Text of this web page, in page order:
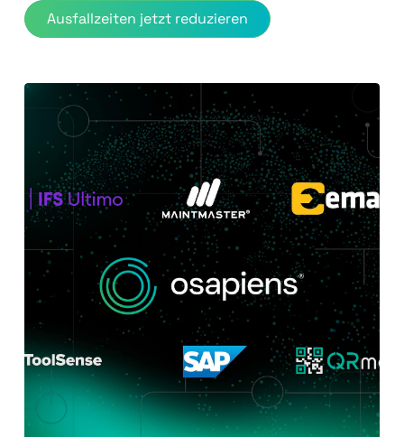
Ausfallzeiten jetzt reduzieren